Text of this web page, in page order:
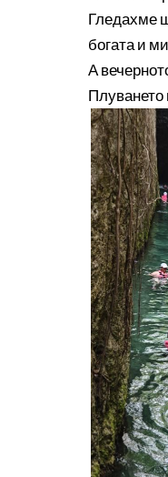
Гледахме
богата и
А
Плуването